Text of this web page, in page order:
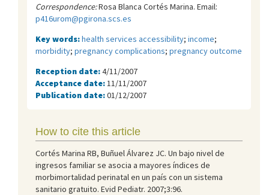
Correspondence:Rosa Blanca Cortés Marina. Email:
p416urom@pgirona.scs.es
Key words:health services accessibility; income;
morbidity; pregnancy complications; pregnancy outcome
Reception date:4/11/2007
Acceptance date: 11/11/2007
Publication date:01/12/2007
How to cite this article
Cortés Marina RB, Buñuel Álvarez JC. Un bajo nivel de
ingresos familiar se asocia a mayores índices de
morbimortalidad perinatal en un país con un sistema
sanitario gratuito. Evid Pediatr. 2007;3:96.